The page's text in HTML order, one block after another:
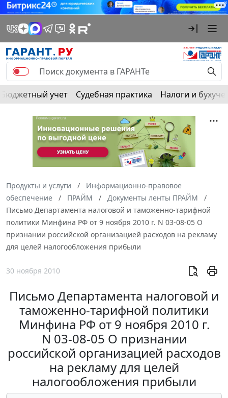
Бюджетный учет Судебная практика Налоги и
Продукты и услуги
Информационно-правовое
обеспечение
ПРАЙМ
Документы ленты ПРАЙМ
Письмо Департамента налоговой и таможенно-тарифной
политики Минфина РФ от 9 ноября 2010 г. N 03-08-05 О
признании российской организацией расходов на рекламу
для целей налогообложения прибыли
30 ноября 2010
Письмо Департамента налоговой и
таможенно-тарифной политики
Минфина РФ от 9 ноября 2010 г.
N 03-08-05 О признании
российской организацией расходов
на рекламу для целей
налогообложения прибыли